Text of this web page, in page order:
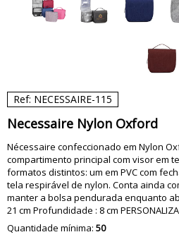
Ref: NECESSAIRE-115
Necessaire Nylon Oxford
Nécessaire confeccionado em Nylon
compartimento principal com visor em
formatos distintos: um em PVC com
tela respirável de nylon. Conta ainda
manter a bolsa pendurada enquanto
21 cm Profundidade : 8 cm
Quantidade mínima: 50